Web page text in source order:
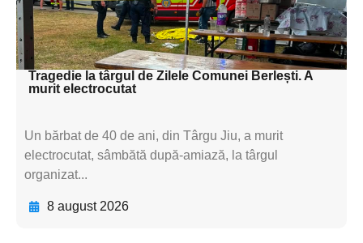
subtitluAdaugă aici
textul pentru subti
Tragedie la târgul de Zilele Comunei Berlești. A
murit electrocutat
Un bărbat de 40 de ani, din Târgu Jiu, a murit
electrocutat, sâmbătă după-amiază, la târgul
organizat...
8 august 2026